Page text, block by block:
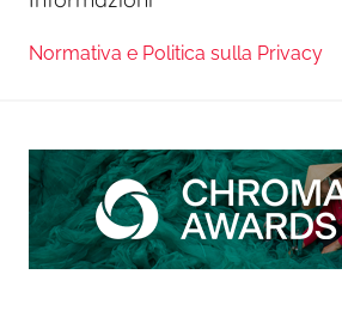
Normativa e Politica sulla Privacy